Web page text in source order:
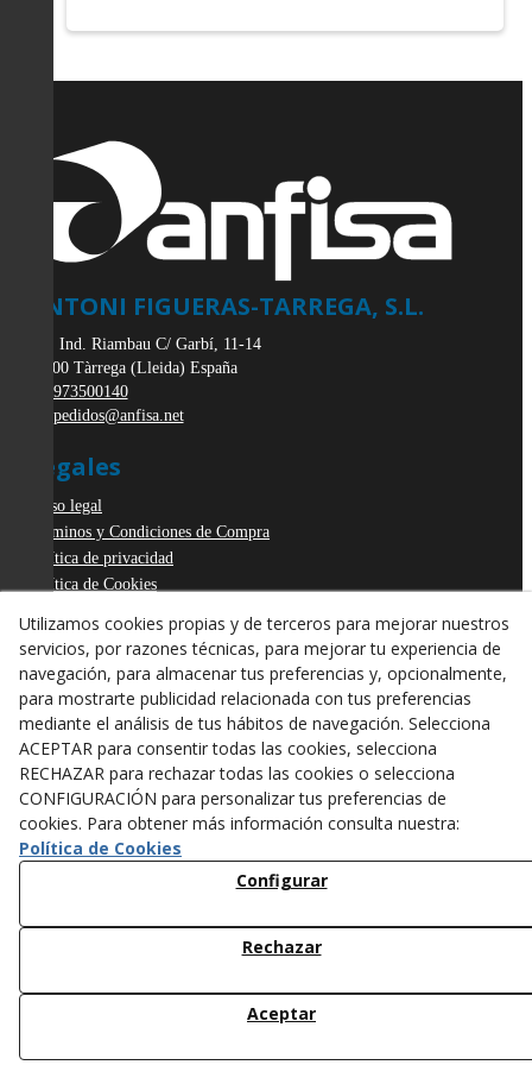
ANTONI FIGUERAS-TARREGA, S.L.
Pol. Ind. Riambau C/ Garbí, 11-14
25300 Tàrrega (Lleida) España
973500140
pedidos@anfisa.net
Legales
Aviso legal
Términos y Condiciones de Compra
Política de privacidad
Política de Cookies
Derecho de desistimiento
derechos reservados.
Utilizamos cookies propias y de terceros para mejorar nuestros
servicios, por razones técnicas, para mejorar tu experiencia de
navegación, para almacenar tus preferencias y, opcionalmente,
para mostrarte publicidad relacionada con tus preferencias
mediante el análisis de tus hábitos de navegación. Selecciona
ACEPTAR para consentir todas las cookies, selecciona
RECHAZAR para rechazar todas las cookies o selecciona
CONFIGURACIÓN para personalizar tus preferencias de
cookies. Para obtener más información consulta nuestra:
Política de Cookies
Configurar
Rechazar
Aceptar
/**/